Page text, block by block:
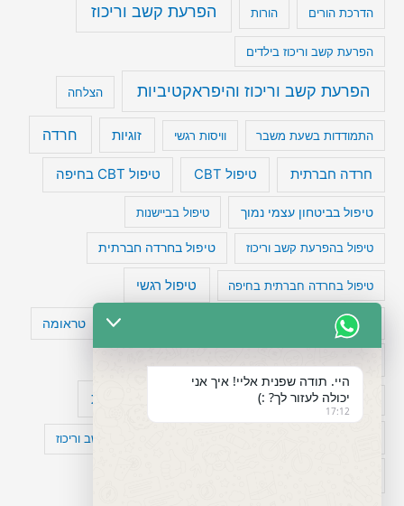
הדרכת הורים הורות הפרעת קשב וריכוז
הפרעת קשב וריכוז בילדים
הפרעת קשב וריכוז והיפראקטיביות הצלחה
התמודדות בשעת משבר וויסות רגשי זוגיות חרדה
חרדה חברתית טיפול CBT טיפול CBT בחיפה
טיפול בביטחון עצמי נמוך טיפול בביישנות
טיפול בהפרעת קשב וריכוז טיפול בחרדה חברתית
טיפול בחרדה חברתית בחיפה טיפול רגשי
טיפול תרופתי להפרעת קשב טעויות חשיבה טראומה
מפורסמים עם הפרעת קשב עיצות
קומורבידיות להפרעת קשב וריכוז
היי. תודה שפנית אליי! איך אני
יכולה לעזור לך? :)
17:12